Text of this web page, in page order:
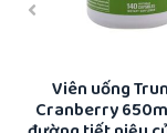
Viên uống
Cranberry